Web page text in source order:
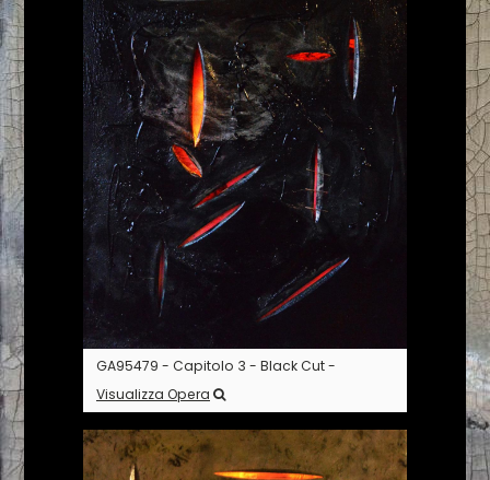
GA95479 - Capitolo 3 - Black Cut -
Visualizza Opera